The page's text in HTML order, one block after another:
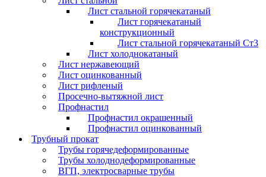
Лист стальной горячекатаный
Лист горячекатаный
конструкционный
Лист стальной горячекатаный Ст3
Лист холоднокатаный
Лист нержавеющий
Лист оцинкованный
Лист рифленый
Просечно-вытяжной лист
Профнастил
Профнастил окрашенный
Профнастил оцинкованный
Трубный прокат
Трубы горячедеформированные
Трубы холоднодеформированные
ВГП, электросварные трубы